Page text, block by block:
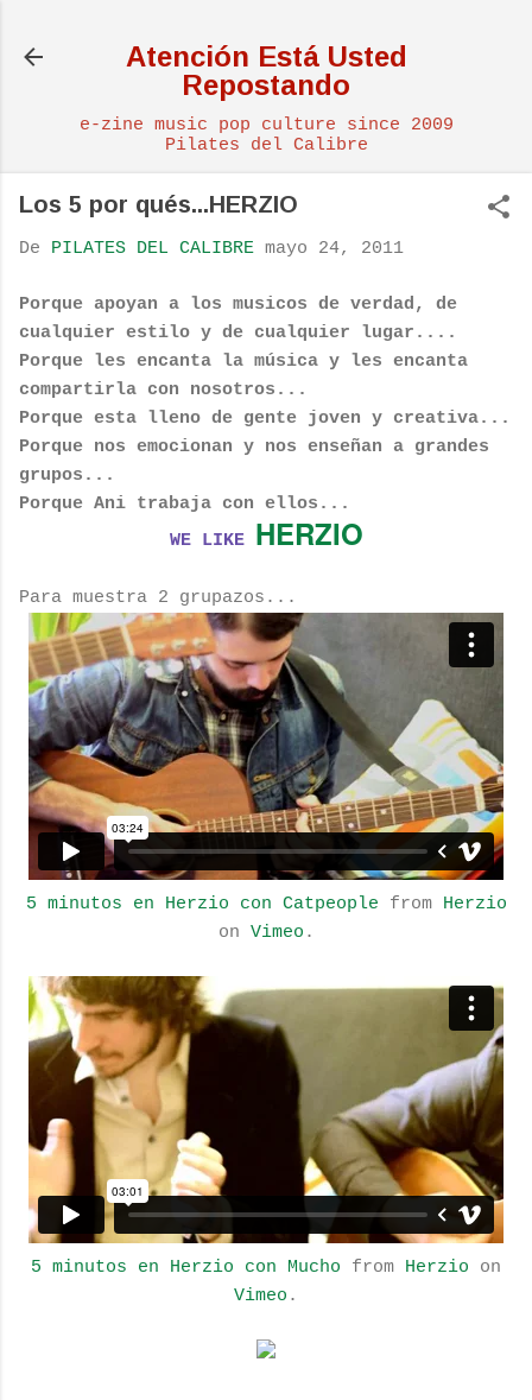
Atención Está Usted
Repostando
e-zine music pop culture since 2009
Pilates del Calibre
Los 5 por qués...HERZIO
De PILATES DEL CALIBRE mayo 24, 2011
Porque apoyan a los musicos de verdad, de
cualquier estilo y de cualquier lugar....
Porque les encanta la música y les encanta
compartirla con nosotros...
Porque esta lleno de gente joven y creativa...
Porque nos emocionan y nos enseñan a grandes
grupos...
Porque Ani trabaja con ellos...
WE LIKE
HERZIO
Para muestra 2 grupazos...
5 minutos en Herzio con Catpeople from Herzio
on Vimeo .
5 minutos en Herzio con Mucho from Herzio on
Vimeo .